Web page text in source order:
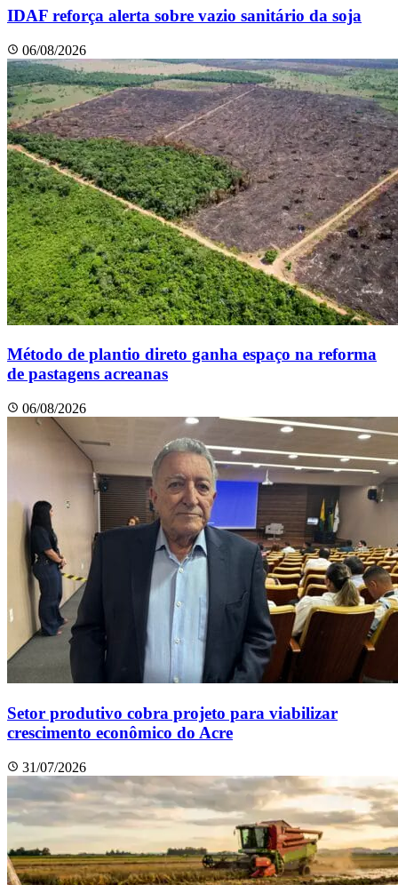
IDAF reforça alerta sobre vazio sanitário da soja
06/08/2026
Método de plantio direto ganha espaço na reforma
de pastagens acreanas
06/08/2026
Setor produtivo cobra projeto para viabilizar
crescimento econômico do Acre
31/07/2026